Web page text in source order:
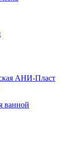
АНИ-Пласт
ванной